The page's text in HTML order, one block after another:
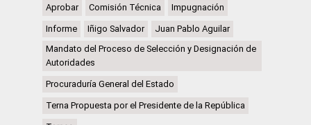
Aprobar Comisión Técnica Impugnación
Informe Iñigo Salvador
Juan Pablo Aguilar
Mandato del Proceso de Selección y Designación de
Autoridades
Procuraduría General del Estado
Terna Propuesta por el Presidente de la República